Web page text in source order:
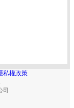
私權政策
司